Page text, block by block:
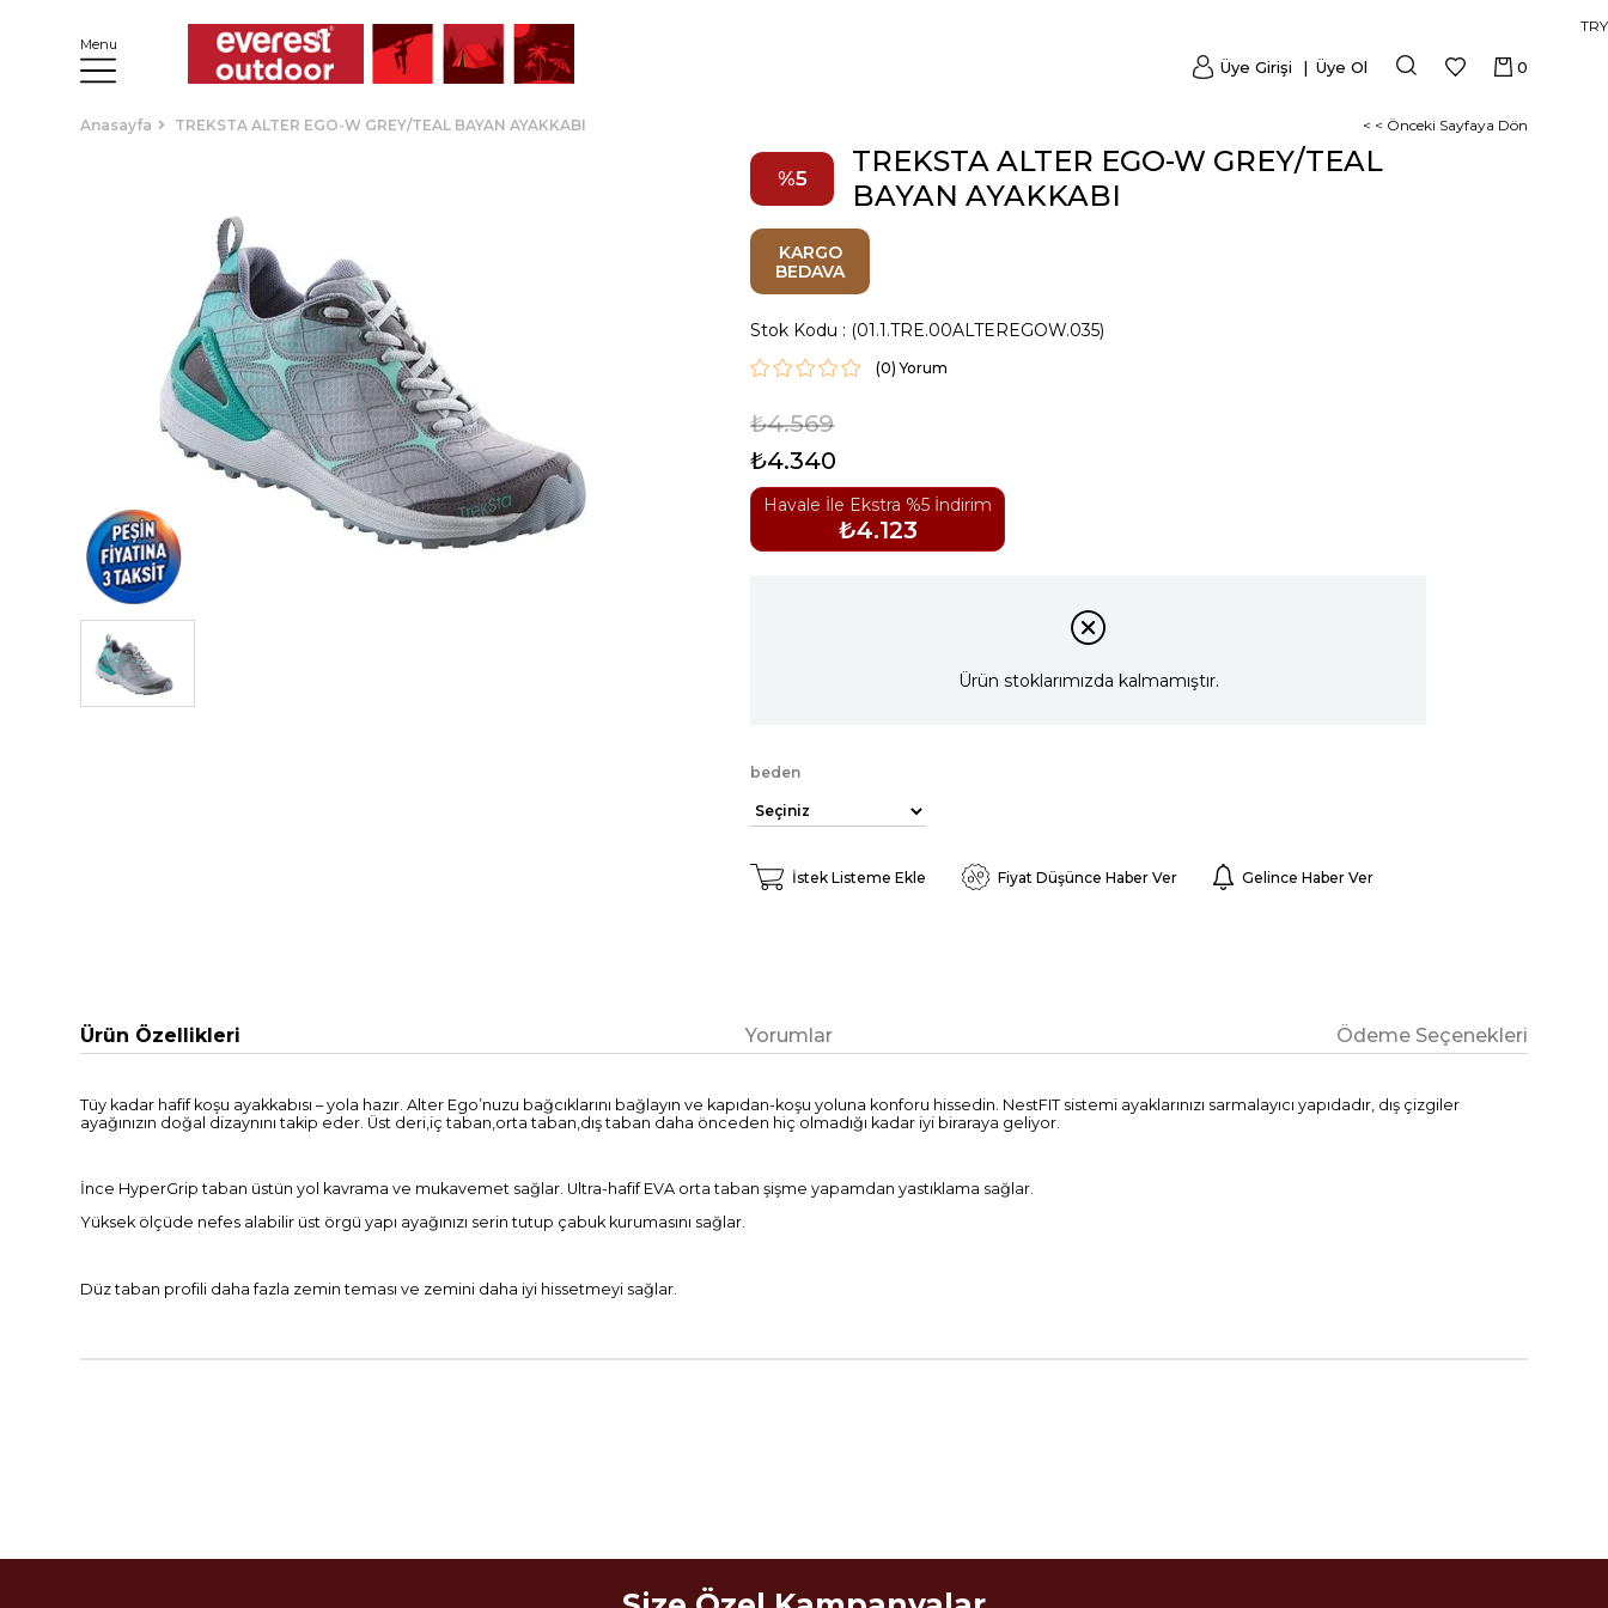
Menu
TRY
0
Üye Girişi Üye Ol
Anasayfa TREKSTA ALTER EGO-W GREY/TEAL BAYAN AYAKKABI < < Önceki Sayfaya Dön
5
TREKSTA ALTER EGO-W GREY/TEAL
BAYAN AYAKKABI
KARGO
BEDAVA
Stok Kodu (01.1.TRE.00ALTEREGOW.035)
(0)
₺4.569
₺4.340
Havale İle Ekstra %5 İndirim
₺4.123
Ürün stoklarımızda kalmamıştır.
beden
İstek Listeme Ekle Fiyat Düşünce Haber Ver Gelince Haber Ver
Ürün Özellikleri Yorumlar Ödeme Seçenekleri
Tüy kadar hafif koşu ayakkabısı – yola hazır. Alter Ego’nuzu bağcıklarını bağlayın ve kapıdan-koşu yoluna konforu hissedin. NestFIT sistemi ayaklarınızı sarmalayıcı yapıdadır, dış çizgiler
ayağınızın doğal dizaynını takip eder. Üst deri,iç taban,orta taban,dış taban daha önceden hiç olmadığı kadar iyi biraraya geliyor.
İnce HyperGrip taban üstün yol kavrama ve mukavemet sağlar. Ultra-hafif EVA orta taban şişme yapamdan yastıklama sağlar.
Yüksek ölçüde nefes alabilir üst örgü yapı ayağınızı serin tutup çabuk kurumasını sağlar.
Düz taban profili daha fazla zemin teması ve zemini daha iyi hissetmeyi sağlar.